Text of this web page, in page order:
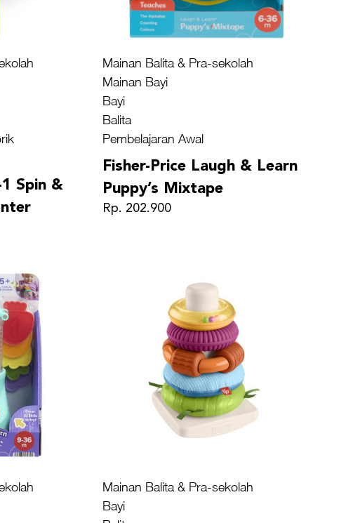
1 Spin &
Mainan Balita & Pra-sekolah
Mainan Bayi
Bayi
Balita
Pembelajaran Awal
Fisher-Price Laugh & Learn
Puppy’s Mixtape
Rp. 202.900
Mainan Balita & Pra-sekolah
Bayi